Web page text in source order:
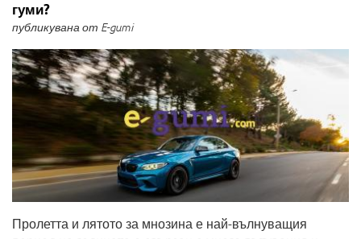
гуми?
публикувана от E-gumi
Пролетта и лятото за мнозина е най-вълнуващия